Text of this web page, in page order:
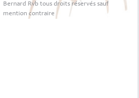
Bernard Rvb tous droits réservés sauf
mention contraire